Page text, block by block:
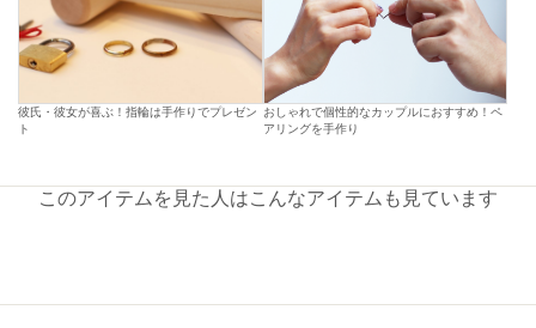
彼氏・彼女が喜ぶ！指輪は手作りでプレゼン
ト
おしゃれで個性的なカップルにおすすめ！ペ
アリングを手作り
このアイテムを見た人はこんなアイテムも見ています